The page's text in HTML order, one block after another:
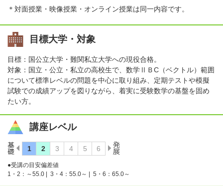
＊対面授業・映像授業・オンライン授業は同一内容です。
目標大学・対象
目標：国公立大学・難関私立大学への現役合格。
対象：国立・公立・私立の高校生で、数学ⅡＢC（ベクトル）範囲
について標準レベルの問題を中心に取り組み、定期テストや模擬
試験での成績アップを図りながら、着実に受験数学の基盤を固め
たい方。
講座レベル
●受講の目安偏差値
1・2：～55.0 |
3・4：55.0～ | 5・6：65.0～